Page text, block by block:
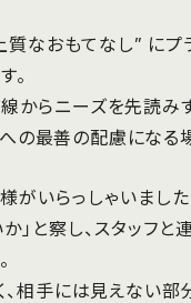
なおもてなし” にプ
。
らニーズを先読み
の最善の配慮になる
がいらっしゃいまし
と察し、スタッフと
相手には見えない